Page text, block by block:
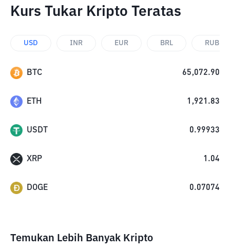
Kurs Tukar Kripto Teratas
USD INR EUR BRL RUB
BTC 65,072.90
ETH 1,921.83
USDT 0.99933
XRP 1.04
DOGE 0.07074
Temukan Lebih Banyak Kripto